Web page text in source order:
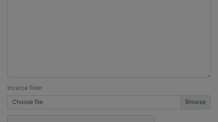
Incarca fisier
Choose file